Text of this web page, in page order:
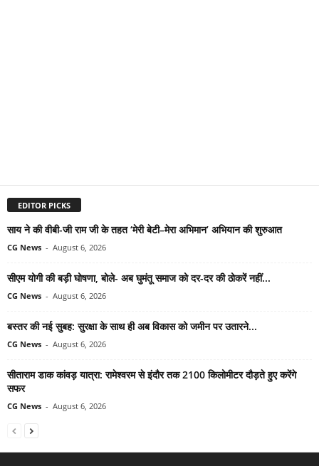
EDITOR PICKS
साय ने की वीबी-जी राम जी के तहत ‘मेरी बेटी–मेरा अभिमान’ अभियान की शुरुआत
CG News - August 6, 2026
सीएम योगी की बड़ी घोषणा, बोले- अब घुमंतू समाज को दर-दर की ठोकरें नहीं...
CG News - August 6, 2026
बस्तर की नई सुबह: सुरक्षा के साथ ही अब विकास को जमीन पर उतारने...
CG News - August 6, 2026
सीताराम डाक कांवड़ यात्रा: रामेश्वरम से इंदौर तक 2100 किलोमीटर दौड़ते हुए करेंगे
सफर
CG News - August 6, 2026